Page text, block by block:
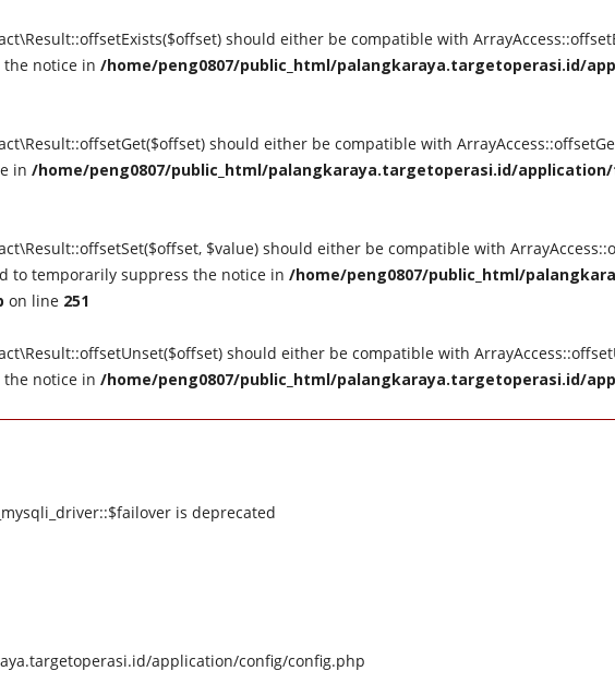
should either be compatible with
notice in /home/peng0807/public_html/palangkaraya.targetoperasi.id/
should either be compatible with
in /home/peng0807/public_html/palangkaraya.targetoperasi.id/
$value) should either be compatible with
to temporarily suppress the notice in /home/peng0807/public_html/
on line 251
should either be compatible with
notice in /home/peng0807/public_html/palangkaraya.targetoperasi.id/
is deprecated
application/config/config.php